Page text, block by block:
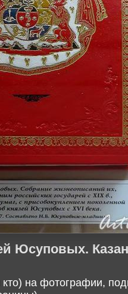
Юсуповых.
на фотографии,